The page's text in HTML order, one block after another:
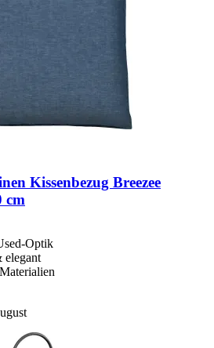
Kissenbezug Breezee
cm
Optik
elegant